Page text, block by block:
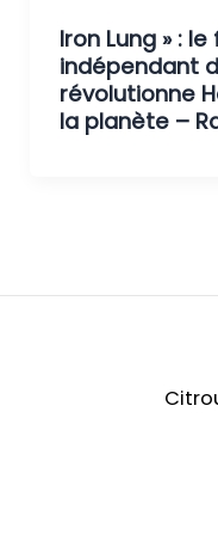
Iron Lung » :
indépendant
révolutionne
la planète –